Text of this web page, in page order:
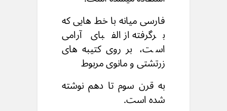
فارسی میانه با خط هایی که
برگرفته از الفبای آرامی
است، بر روی کتیبه های
زرتشتی و مانوی مربوط
به قرن سوم تا دهم نوشته
شده است.